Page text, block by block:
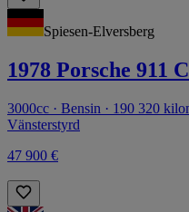
Spiesen-Elversberg
1978 Porsche 911
3000cc · Bensin · 190 320
Vänsterstyrd
47 900 €